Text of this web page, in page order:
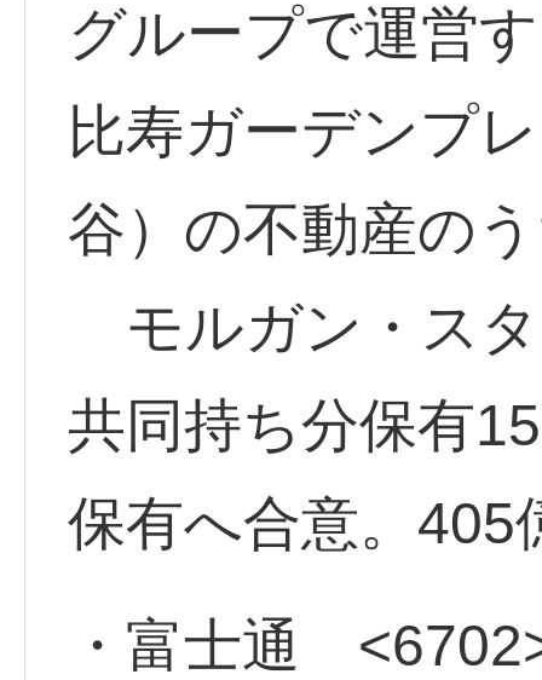
グループで運営
比寿ガーデンプ
谷）の不動産の
モルガン・ス
共同持ち分保有
保有へ合意。405
・富士通